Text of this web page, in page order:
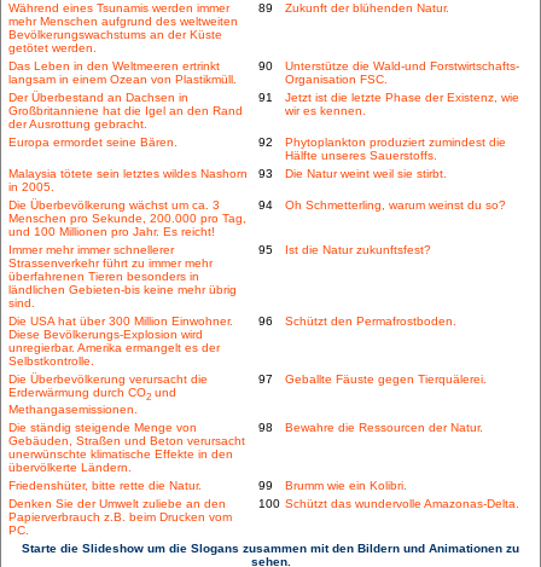
Während eines Tsunamis werden immer
mehr Menschen aufgrund des weltweiten
Bevölkerungswachstums an der Küste
getötet werden.
89 Zukunft der blühenden Natur.
Das Leben in den Weltmeeren ertrinkt
langsam in einem Ozean von Plastikmüll.
90
Unterstütze die Wald-und Forstwirtschafts-
Organisation FSC.
Der Überbestand an Dachsen in
Großbritanniene hat die Igel an den Rand
der Ausrottung gebracht.
91
Jetzt ist die letzte Phase der Existenz, wie
wir es kennen.
Europa ermordet seine Bären. 92
Phytoplankton produziert zumindest die
Hälfte unseres Sauerstoffs.
Malaysia tötete sein letztes wildes Nashorn
in 2005.
93 Die Natur weint weil sie stirbt.
Die Überbevölkerung wächst um ca. 3
Menschen pro Sekunde, 200.000 pro Tag,
und 100 Millionen pro Jahr. Es reicht!
94 Oh Schmetterling, warum weinst du so?
Immer mehr immer schnellerer
Strassenverkehr führt zu immer mehr
überfahrenen Tieren besonders in
ländlichen Gebieten-bis keine mehr übrig
sind.
95 Ist die Natur zukunftsfest?
Die USA hat über 300 Million Einwohner.
Diese Bevölkerungs-Explosion wird
unregierbar. Amerika ermangelt es der
Selbstkontrolle.
96 Schützt den Permafrostboden.
Die Überbevölkerung verursacht die
Erderwärmung durch CO2 und
Methangasemissionen.
97 Geballte Fäuste gegen Tierquälerei.
Die ständig steigende Menge von
Gebäuden, Straßen und Beton verursacht
unerwünschte klimatische Effekte in den
übervölkerte Ländern.
98 Bewahre die Ressourcen der Natur.
Friedenshüter, bitte rette die Natur. 99
Brumm wie ein Kolibri.
Denken Sie der Umwelt zuliebe an den
Papierverbrauch z.B. beim Drucken vom
PC.
100 Schützt das wundervolle Amazonas-Delta.
Starte die Slideshow um die Slogans zusammen mit den Bildern und Animationen zu
sehen.